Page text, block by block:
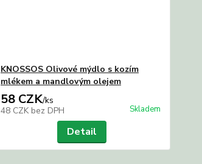
KNOSSOS Olivové mýdlo s kozím
mlékem a mandlovým olejem
58 CZK/ks
48 CZK bez DPH Skladem
Detail